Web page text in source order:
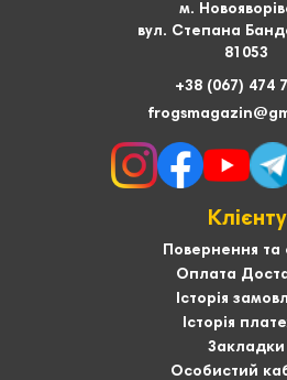
м.
вул. Степана
81053
+38 (067) 474
Клієнту
Повернення та
Оплата
Історія
Історія
Закладки
Особистий